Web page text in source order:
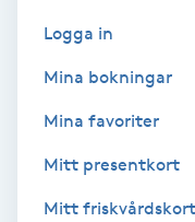
Faceliftmassage
Fet hårbotten
Logga in
Mina bokningar
Mina favoriter
Mitt presentkort
Mitt friskvårdskort